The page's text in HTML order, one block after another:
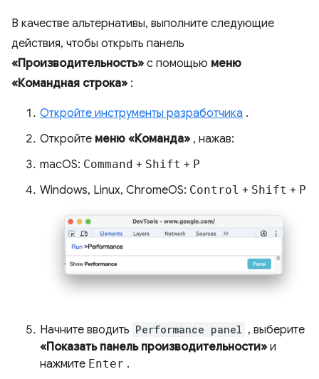
В качестве альтернативы, выполните следующие
действия, чтобы открыть панель
«Производительность» с помощью меню
«Командная строка» :
Откройте инструменты разработчика .
Откройте меню «Команда» , нажав:
macOS: Command + Shift + P
Windows, Linux, ChromeOS: Control + Shift + P
Начните вводить Performance panel , выберите
«Показать панель производительности» и
нажмите Enter .